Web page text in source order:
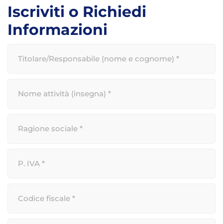
Iscriviti o Richiedi
Informazioni